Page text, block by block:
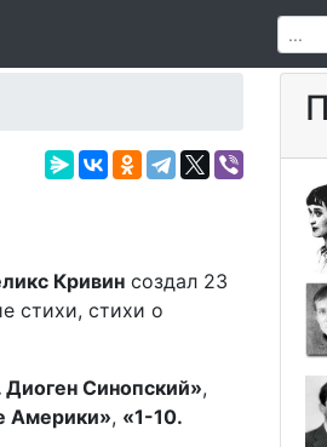
Кривин создал 23
стихи, стихи о
Диоген Синопский»,
Америки», «1-10.